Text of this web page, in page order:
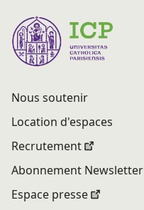
Nous soutenir
Location d'espaces
Recrutement
Abonnement Newsletter
Espace presse